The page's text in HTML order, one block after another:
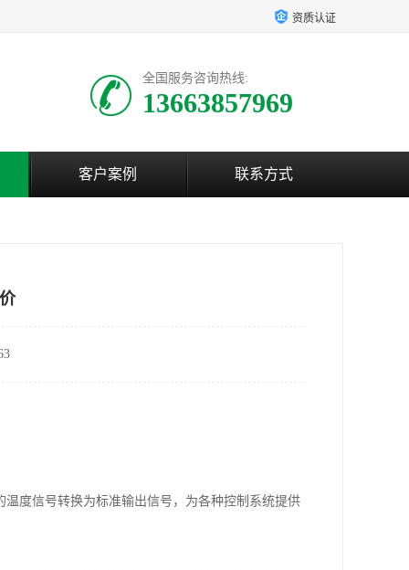
资质认证
全国服务咨询热线:
13663857969
客户案例 联系方式
度信号转换为标准输出信号，为各种控制系统提供